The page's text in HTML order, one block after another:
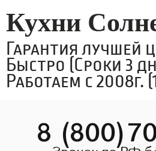
Кухни
Гарантия лучшей
Быстро (Сроки 3
Работаем с 2008г.
8